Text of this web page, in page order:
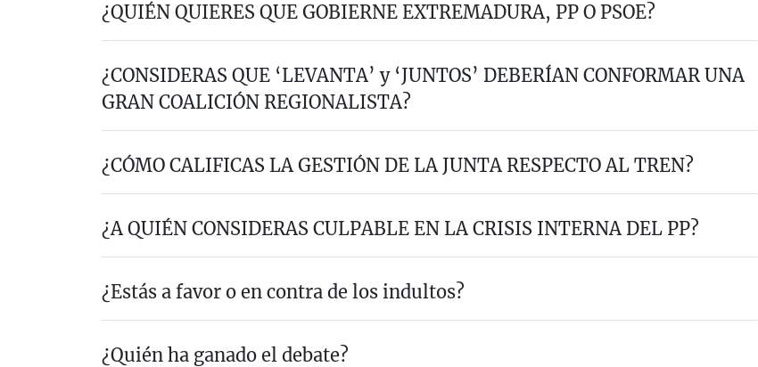
¿QUIÉN QUIERES QUE GOBIERNE EXTREMADURA, PP O PSOE?
¿CONSIDERAS QUE ‘LEVANTA’ y ‘JUNTOS’ DEBERÍAN CONFORMAR UNA
GRAN COALICIÓN REGIONALISTA?
¿CÓMO CALIFICAS LA GESTIÓN DE LA JUNTA RESPECTO AL TREN?
¿A QUIÉN CONSIDERAS CULPABLE EN LA CRISIS INTERNA DEL PP?
¿Estás a favor o en contra de los indultos?
¿Quién ha ganado el debate?